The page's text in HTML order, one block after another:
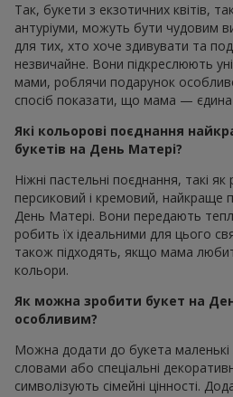
Так, букети з екзотичних квітів,
антуріуми, можуть бути чудовим
для тих, хто хоче здивувати та
незвичайне. Вони підкреслюють
мами, роблячи подарунок
спосіб показати, що мама — єдина
Які кольорові поєднання
букетів на День Матері?
Ніжні пастельні поєднання, такі
персиковий і кремовий, найкраще
День Матері. Вони передають
робить їх ідеальними для цього
також підходять, якщо мама
кольори.
Як можна зробити букет на
особливим?
Можна додати до букета маленькі
словами або спеціальні
символізують сімейні цінності.